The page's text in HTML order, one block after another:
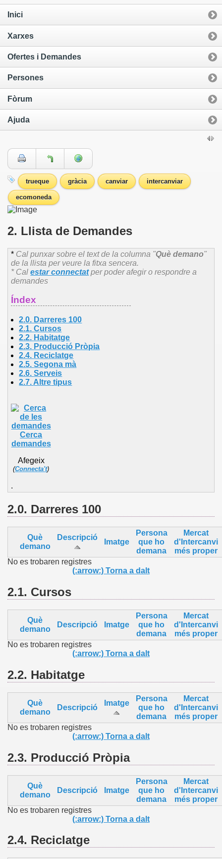
Inici
Xarxes
Ofertes i Demandes
Persones
Fòrum
Ajuda
trueque gràcia canviar intercanviar
ecomoneda
2. Llista de Demandes
* Cal punxar sobre el text de la columna "Què demano"
de la llista per veure la fitxa sencera.
* Calestar connectatper poder afegir o respondre a
demandes
Índex
2.0. Darreres 100
2.1.Cursos
2.2. Habitatge
2.3. Producció Pròpia
2.4. Reciclatge
2.5.Segona mà
2.6.Serveis
2.7. Altre tipus
Cerca
demandes
Afegeix
(Connecta't)
.
2.0. Darreres 100
Què
demano
Descripció
Imatge
Persona
que ho
demana
Mercat
d'Intercanvi
més proper
No es trobaren registres
(:arrow:) Torna a dalt
2.1. Cursos
Què
demano
Descripció Imatge
Persona
que ho
demana
Mercat
d'Intercanvi
més proper
No es trobaren registres
(:arrow:) Torna a dalt
2.2. Habitatge
Què
demano
Descripció
Imatge
Persona
que ho
demana
Mercat
d'Intercanvi
més proper
No es trobaren registres
(:arrow:) Torna a dalt
2.3. Producció Pròpia
Què
demano
Descripció Imatge
Persona
que ho
demana
Mercat
d'Intercanvi
més proper
No es trobaren registres
(:arrow:) Torna a dalt
2.4. Reciclatge